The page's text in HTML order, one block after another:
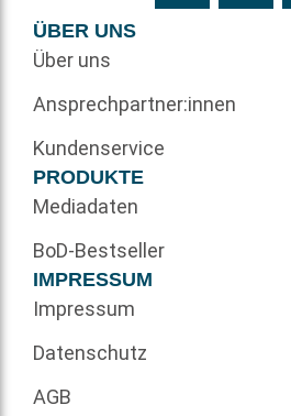
ÜBER UNS
Über uns
Ansprechpartner:innen
Kundenservice
PRODUKTE
Mediadaten
BoD-Bestseller
IMPRESSUM
Impressum
Datenschutz
AGB